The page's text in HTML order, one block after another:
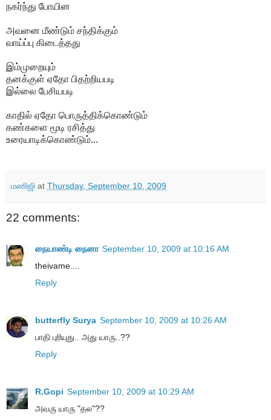
நகர்ந்து போயின
அவனை மீண்டும் சந்திக்கும்
வாய்ப்பு கிடைத்தது
இம்முறையும்
தனக்குள் ஏதோ பிதற்றியபடி
இல்லை பேசியபடி
காதில் ஏதோ பொருத்திக்கொண்டும்
கண்களை மூடி ரசித்து
உரையாடிக்கொண்டும்...
மணிஜி at Thursday, September 10, 2009
22 comments:
நையாண்டி நைனா September 10, 2009 at 10:16 AM
theivame....
Reply
butterfly Surya September 10, 2009 at 10:26 AM
பாதி புரியுது.. அது யாரு..??
Reply
R.Gopi September 10, 2009 at 10:29 AM
அவரு யாரு "தல"??